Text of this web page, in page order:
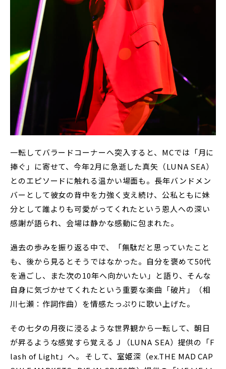
一転してバラードコーナーへ突入すると、MCでは「月に
捧ぐ」に寄せて、今年2月に急逝した真矢（LUNA SEA）
とのエピソードに触れる温かい場面も。長年バンドメン
バーとして彼女の背中を力強く支え続け、公私ともに妹
分として誰よりも可愛がってくれたという恩人への深い
感謝が語られ、会場は静かな感動に包まれた。
過去の歩みを振り返る中で、「無駄だと思っていたこと
も、後から見るとそうではなかった。自分を褒めて50代
を過ごし、また次の10年へ向かいたい」と語り、そんな
自身に気づかせてくれたという重要な楽曲「破片」（相
川七瀬：作詞作曲）を情感たっぷりに歌い上げた。
その七夕の月夜に浸るような世界観から一転して、朝日
が昇るような感覚すら覚えるＪ（LUNA SEA）提供の「F
lash of Light」へ。 そして、室姫深（ex.THE MAD CAP